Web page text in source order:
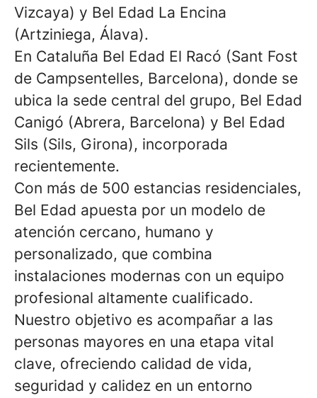
Vizcaya) y Bel Edad La Encina
(Artziniega, Álava).
En Cataluña Bel Edad El Racó (Sant Fost
de Campsentelles, Barcelona), donde se
ubica la sede central del grupo, Bel Edad
Canigó (Abrera, Barcelona) y Bel Edad
Sils (Sils, Girona), incorporada
recientemente.
Con más de 500 estancias residenciales,
Bel Edad apuesta por un modelo de
atención cercano, humano y
personalizado, que combina
instalaciones modernas con un equipo
profesional altamente cualificado.
Nuestro objetivo es acompañar a las
personas mayores en una etapa vital
clave, ofreciendo calidad de vida,
seguridad y calidez en un entorno